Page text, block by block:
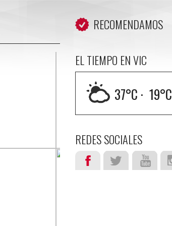
RECOMENDAMOS
EL TIEMPO EN VIC
37°C · 19°C
REDES SOCIALES